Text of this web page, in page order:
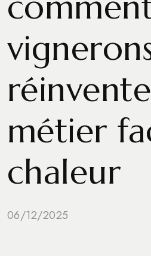
métier
chaleur
06/12/2025